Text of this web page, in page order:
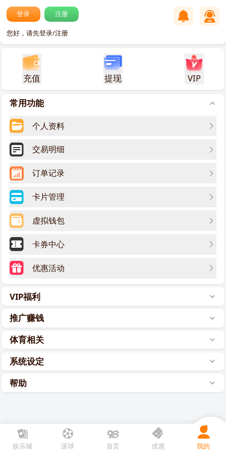
登录 注册
您好，请先登录/注册
充值 提现 VIP
常用功能
个人资料
交易明细
VIP福利
推广赚钱
体育相关
系统设定
帮助
娱乐城 滚球 优惠 我的